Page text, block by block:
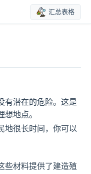
汇总表格
有潜在的危险。这是
地点。
地很长时间，你可以
些材料提供了建造殖